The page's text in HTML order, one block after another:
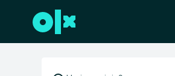
Төменгі деректемеге өту